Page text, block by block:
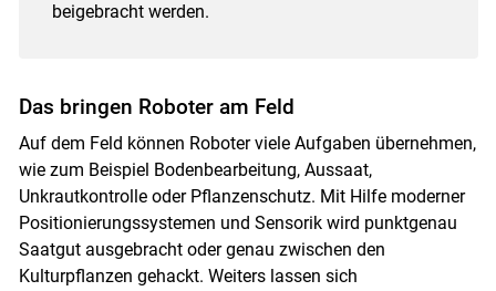
beigebracht werden.
Das bringen Roboter am Feld
Auf dem Feld können Roboter viele Aufgaben übernehmen,
wie zum Beispiel Bodenbearbeitung, Aussaat,
Unkrautkontrolle oder Pflanzenschutz. Mit Hilfe moderner
Positionierungssystemen und Sensorik wird punktgenau
Saatgut ausgebracht oder genau zwischen den
Kulturpflanzen gehackt. Weiters lassen sich